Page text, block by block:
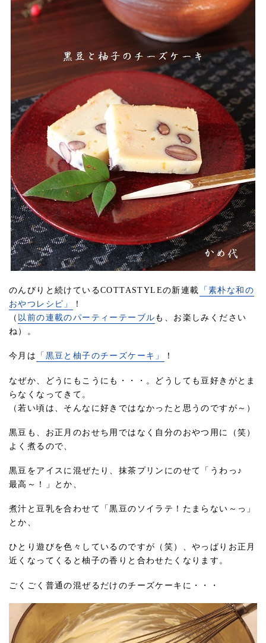
のんびりと続けているCOTTASTYLEの新連載
「素朴な和の
おやつレシピ」
！
（ 以前の連載のパーティーテーブル も、お楽しみください
ね）。
今月は 「黒豆と柚子のチーズケーキ」 ！
なぜか、どうにもこうにも・・・。どうしても豆好きがとま
らなくなってきて。
（若い頃は、そんなに好きではなかったと思うのですが～）
黒豆も、お正月のおせち用ではなく自分のおやつ用に（笑）
よく煮るので、
黒豆をアイスに混ぜたり、抹茶プリンにのせて「うわっ♪
最高～！」とか、
煮汁と豆乳を合わせて「黒豆のソイラテ！たまらない～っ」
とか、
ひとり遊びを色々しているのですが（笑）、やっぱりお正月
近くなってくると柚子の香りと合わせたくなります。
ごくごく普通の混ぜるだけのチーズケーキに・・・